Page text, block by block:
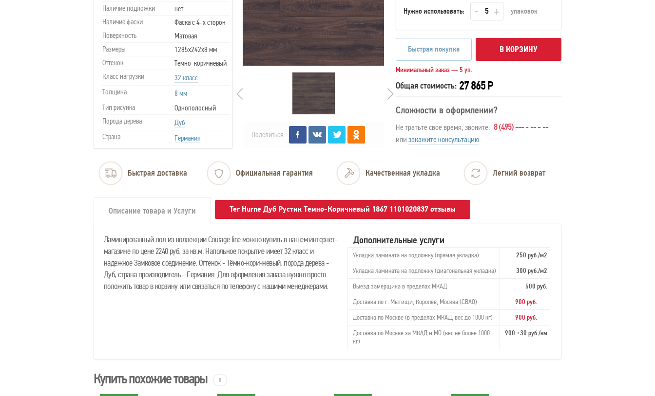
Наличие подложки
нет
Наличие фаски
Фаска с 4-х сторон
Поверхность
Матовая
Размеры
1285x242x8 мм
Оттенок
Тёмно-коричневый
Класс нагрузки
32 класс
Толщина
8 мм
Тип рисунка
Однополосный
Порода дерева
Дуб
Страна
Германия Поделиться:
Нужно использовать: упаковок
Быстрая покупка В КОРЗИНУ
Минимальный заказ — 5 уп.
Общая стоимость: 27 865 Р
Сложности в оформлении?
Не тратьте свое время, звоните: 8 (495) --- - -- - --
или закажите консультацию
Быстрая доставка Официальная гарантия Качественная укладка Легкий возврат
Описание товара и Услуги Ter Hurne Дуб Рустик Темно-Коричневый 1867 1101020837 отзывы
Ламинированный пол из коллекции Courage line можно купить в нашем интернет-
магазине по цене 2240 руб. за кв.м. Напольное покрытие имеет 32 класс и
надежное Замковое соединение. Оттенок - Тёмно-коричневый, порода дерева -
Дуб, страна производитель - Германия. Для оформления заказа нужно просто
положить товар в корзину или связаться по телефону с нашими менеджерами.
Дополнительные услуги
Укладка ламината на подложку (прямая укладка)
250 руб./м2
Укладка ламината на подложку (диагональная укладка)
300 руб./м2
Выезд замерщика в пределах МКАД
500 руб.
Доставка по г. Мытищи, Королев, Москва (СВАО)
900 руб.
Доставка по Москве (в пределах МКАД, вес до 1000 кг)
900 руб.
Доставка по Москве за МКАД и МО (вес не более 1000
кг)
900 +30 руб./км
Купить похожие товары 8